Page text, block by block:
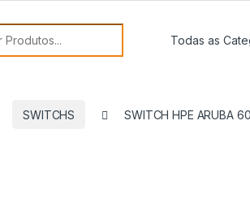
SWITCHS SWITCH HPE ARUBA